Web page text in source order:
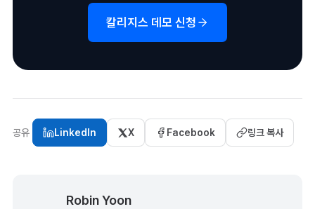
칼리지스 데모 신청
공유 LinkedIn X Facebook 링크 복사
Robin Yoon